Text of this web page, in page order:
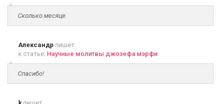
Сколько месяце
Александр пишет
к статье: Научные молитвы джозефа мэрфи
Спасибо!